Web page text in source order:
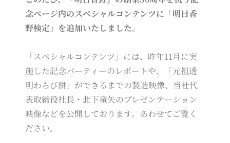
念ページ内のスペシャルコンテンツに「明日香
野検定」を追加いたしました。
「スペシャルコンテンツ」には、昨年11月に実
施した記念パーティーのレポートや、「元祖透
明わらび餅」ができるまでの製造映像、当社代
表取締役社長・此下竜矢のプレゼンテーション
映像などを公開しております。あわせてご覧く
ださい。